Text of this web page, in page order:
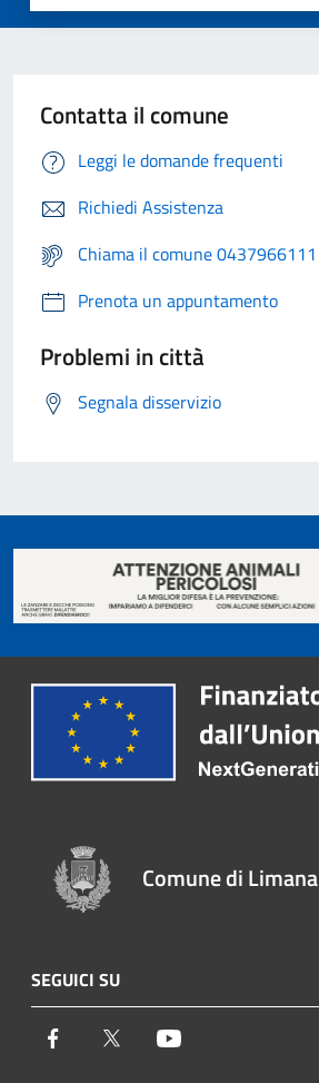
Contatta il comune
Leggi le domande frequenti
Richiedi Assistenza
Chiama il comune 0437966111
Prenota un appuntamento
Problemi in città
Segnala disservizio
Comune di Limana
SEGUICI SU
Facebook Twitter